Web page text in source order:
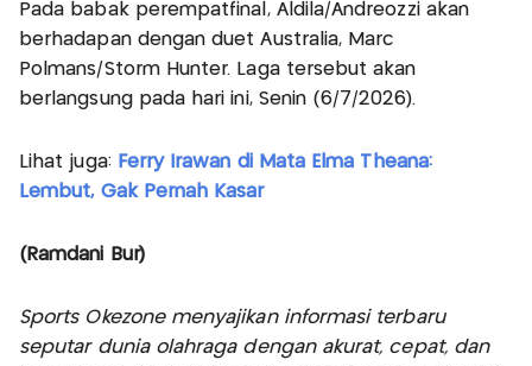
Pada babak perempatfinal, Aldila/Andreozzi akan
berhadapan dengan duet Australia, Marc
Polmans/Storm Hunter. Laga tersebut akan
berlangsung pada hari ini, Senin (6/7/2026).
Lihat juga: Ferry Irawan di Mata Elma Theana:
Lembut, Gak Pernah Kasar
(Ramdani Bur)
Sports Okezone menyajikan informasi terbaru
seputar dunia olahraga dengan akurat, cepat, dan